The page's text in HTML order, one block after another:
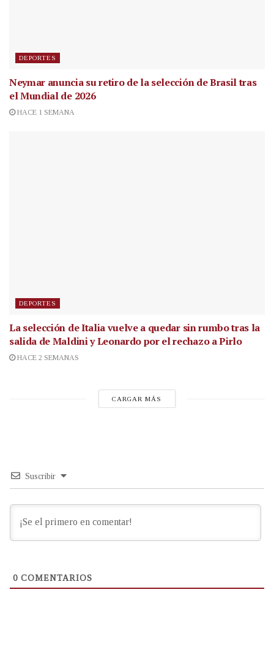
DEPORTES
Neymar anuncia su retiro de la selección de Brasil tras
el Mundial de 2026
HACE 1 SEMANA
DEPORTES
La selección de Italia vuelve a quedar sin rumbo tras la
salida de Maldini y Leonardo por el rechazo a Pirlo
HACE 2 SEMANAS
CARGAR MÁS
Suscribir
0 COMENTARIOS